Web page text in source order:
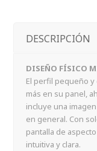
DESCRIPCIÓN
DISEÑO FÍSICO
El perfil pequeño
más en su panel,
incluye una
en general. Con
pantalla de
intuitiva y clara.